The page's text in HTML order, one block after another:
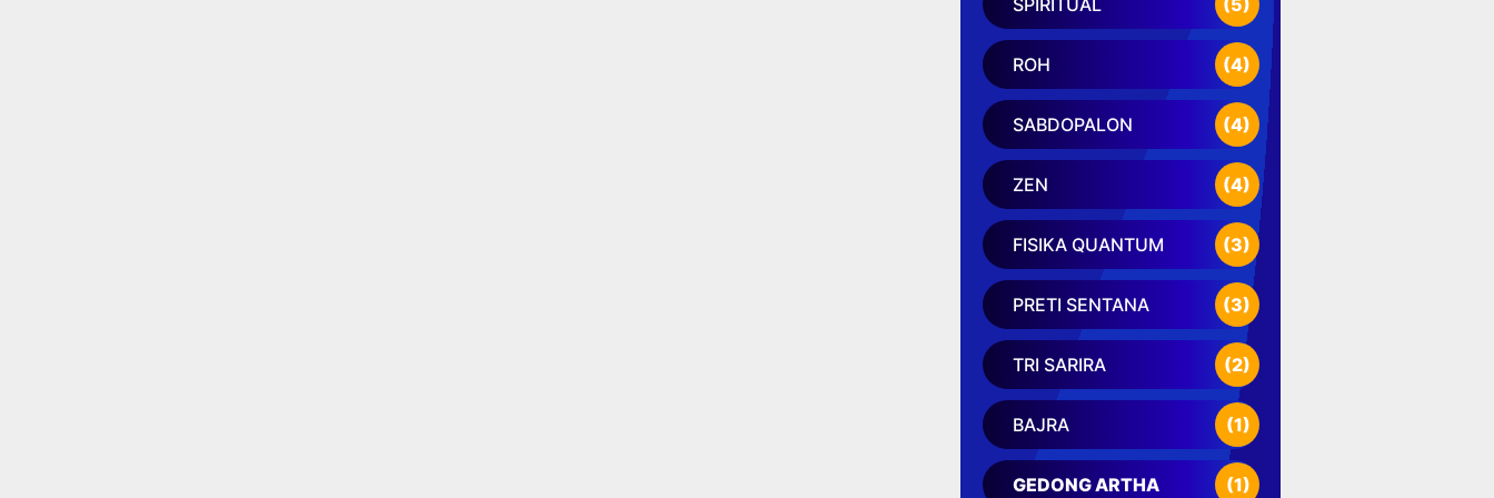
SPIRITUAL (5)
ROH (4)
SABDOPALON (4)
ZEN (4)
FISIKA QUANTUM (3)
PRETI SENTANA (3)
TRI SARIRA (2)
BAJRA (1)
GEDONG ARTHA (1)